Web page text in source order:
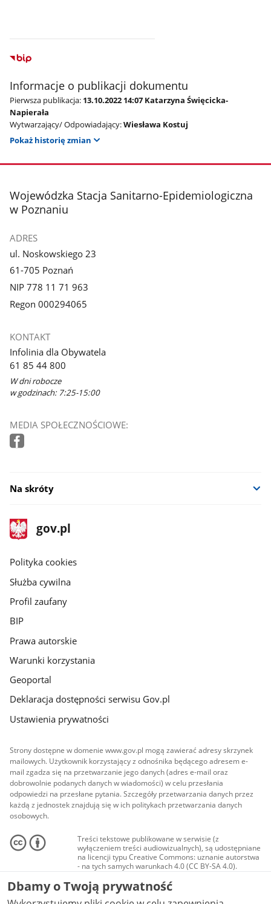
Informacje o publikacji dokumentu
Pierwsza publikacja: 13.10.2022 14:07 Katarzyna Święcicka-
Napierała
Wytwarzający/ Odpowiadający:Wiesława Kostuj
Pokaż historię zmian
stopka
Wojewódzka Stacja Sanitarno-Epidemiologiczna
w Poznaniu
ADRES
ul. Noskowskiego 23
61-705 Poznań
NIP 778 11 71 963
Regon 000294065
KONTAKT
Infolinia dla Obywatela
61 85 44 800
W dni robocze
w godzinach: 7:25-15:00
MEDIA SPOŁECZNOŚCIOWE:
Na skróty
stopka
gov.pl
Strona
gov.pl
gov.pl
Polityka cookies
Służba cywilna
Profil zaufany
BIP
Prawa autorskie
Warunki korzystania
Geoportal
Deklaracja dostępności serwisu Gov.pl
Ustawienia prywatności
Strony dostępne w domenie www.gov.pl mogą zawierać adresy skrzynek
mailowych. Użytkownik korzystający z odnośnika będącego adresem e-
mail zgadza się na przetwarzanie jego danych (adres e-mail oraz
dobrowolnie podanych danych w wiadomości) w celu przesłania
odpowiedzi na przesłane pytania. Szczegóły przetwarzania danych przez
każdą z jednostek znajdują się w ich politykach przetwarzania danych
osobowych.
Treści tekstowe publikowane w serwisie (z
wyłączeniem treści audiowizualnych), są udostępniane
na licencji typu Creative Commons: uznanie autorstwa
- na tych samych warunkach 4.0 (CC BY-SA 4.0).
Materiały audiowizualne, w tym zdjęcia, materiały
audio i wideo, są udostępniane na licencji typu
Creative Commons: uznanie autorstwa użycie
Dbamy o Twoją prywatność